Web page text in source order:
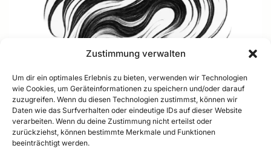
Zustimmung verwalten
Um dir ein optimales Erlebnis zu bieten, verwenden wir Technologien
wie Cookies, um Geräteinformationen zu speichern und/oder darauf
zuzugreifen. Wenn du diesen Technologien zustimmst, können wir
Daten wie das Surfverhalten oder eindeutige IDs auf dieser Website
verarbeiten. Wenn du deine Zustimmung nicht erteilst oder
zurückziehst, können bestimmte Merkmale und Funktionen
beeinträchtigt werden.